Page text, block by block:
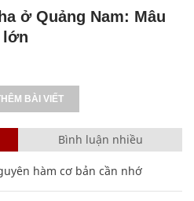
ở Quảng Nam: Mâu
lớn
BÀI VIẾT
Bình luận nhiều
hàm cơ bản cần nhớ